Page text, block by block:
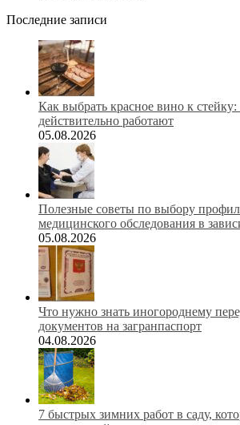
Последние записи
Как выбрать красное вино к стейку:
действительно работают
05.08.2026
Полезные советы по выбору
медицинского обследования в
05.08.2026
Что нужно знать иногороднему
документов на загранпаспорт
04.08.2026
7 быстрых зимних работ в саду,